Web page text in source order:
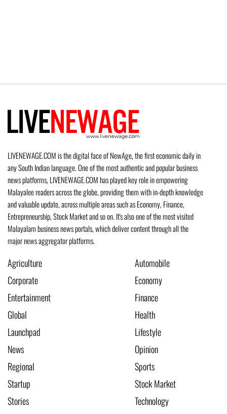
LIVENEWAGE.COM is the digital face of NewAge, the first economic daily in
any South Indian language. One of the most authentic and popular business
news platforms, LIVENEWAGE.COM has played key role in empowering
Malayalee readers across the globe, providing them with in-depth knowledge
and valuable update, across multiple areas such as Economy, Finance,
Entrepreneurship, Stock Market and so on. It's also one of the most visited
Malayalam business news portals, which deliver content through all the
major news aggregator platforms.
Agriculture
Automobile
Corporate
Economy
Entertainment
Finance
Global
Health
Launchpad
Lifestyle
News
Opinion
Regional
Sports
Startup
Stock Market
Stories
Technology